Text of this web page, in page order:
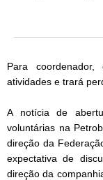
Para
atividades e trará
A notícia de
voluntárias na
direção da
expectativa de
direção da